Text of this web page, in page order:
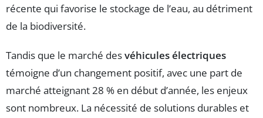
récente qui favorise le stockage de l’eau, au détriment
de la biodiversité.
Tandis que le marché desvéhicules électriques
témoigne d’un changement positif, avec une part de
marché atteignant 28 % en début d’année, les enjeux
sont nombreux. La nécessité de solutions durables et